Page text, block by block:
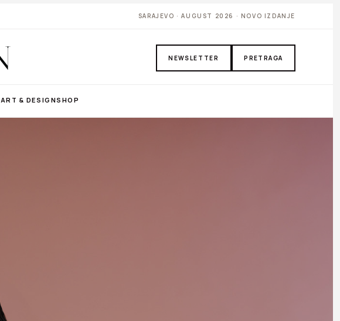
SARAJEVO · AUGUST 2026 · NOVO IZDANJE
NEWSLETTER PRETRAGA
ART & DESIGNSHOP